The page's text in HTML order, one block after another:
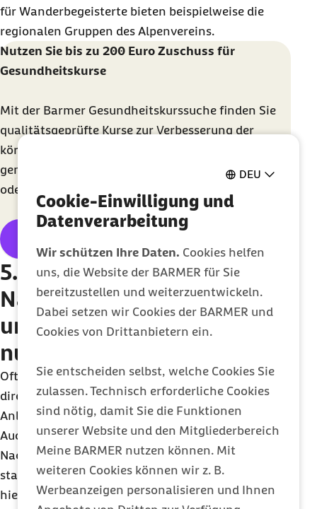
DEU
Cookie-Einwilligung und
Datenverarbeitung
Wir schützen Ihre Daten. Cookies helfen
uns, die Website der BARMER für Sie
bereitzustellen und weiterzuentwickeln.
Dabei setzen wir Cookies der BARMER und
Cookies von Drittanbietern ein.
Sie entscheiden selbst, welche Cookies Sie
zulassen. Technisch erforderliche Cookies
sind nötig, damit Sie die Funktionen
unserer Website und den Mitgliederbereich
Meine BARMER nutzen können. Mit
weiteren Cookies können wir z. B.
Werbeanzeigen personalisieren und Ihnen
für Wanderbegeisterte bieten beispielweise die
regionalen Gruppen des Alpenvereins.
Nutzen Sie bis zu 200 Euro Zuschuss für
Gesundheitskurse
Mit der Barmer Gesundheitskurssuche finden Sie
qualitätsgeprüfte Kurse zur Verbesserung der
körperlichen Fitness und um mit anderen
gemeinsamen zu Trainieren. Direkt in Ihrer Nähe
oder deutschlandweit.
5. Sich mit der
Nachbarschaft vernetzen
und lokale Angebote
nutzen
Oft liegt das Gute ganz nah, nämlich in der
direkten Nachbarschaft. Eine geeignete
Anlaufstelle sind Gemeinde- und Stadtteilzentren.
Auch im Internet gibt es Angebote, über die sich
Nachbarn vernetzen und gemeinsame Projekte
starten können. Aber: Die Menschen, um die es
hier geht, wohnen direkt nebenan oder sogar im